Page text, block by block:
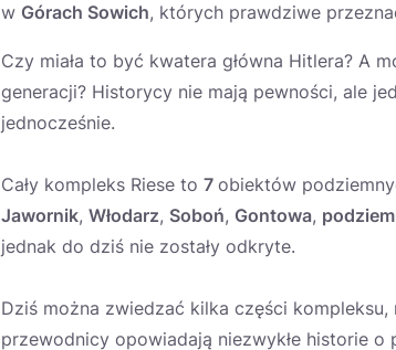
w Górach Sowich, których prawdziwe
Czy miała to być kwatera główna Hitlera? A
generacji? Historycy nie mają pewności, ale
jednocześnie.
Cały kompleks Riese to 7 obiektów
Jawornik, Włodarz, Soboń, Gontowa,
jednak do dziś nie zostały odkryte.
Dziś można zwiedzać kilka części kompleksu,
przewodnicy opowiadają niezwykłe historie